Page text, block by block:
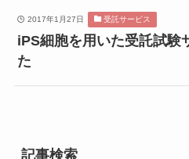
2017年1月27日 受託サービス
iPS細胞を用いた受託試験
た
記事検索